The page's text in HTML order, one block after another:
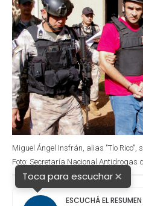
Miguel Ángel Insfrán, alias "Tío Rico",
Foto: Secretaría Nacional Antidrogas
Toca para escuchar×
ESCUCHÁ EL